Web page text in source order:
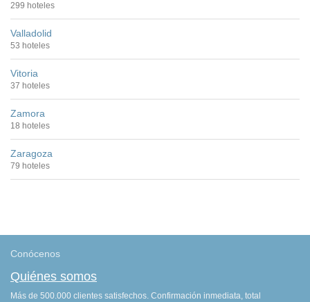
299 hoteles
Valladolid
53 hoteles
Vitoria
37 hoteles
Zamora
18 hoteles
Zaragoza
79 hoteles
Conócenos
Quiénes somos
Más de 500.000 clientes satisfechos. Confirmación inmediata, total